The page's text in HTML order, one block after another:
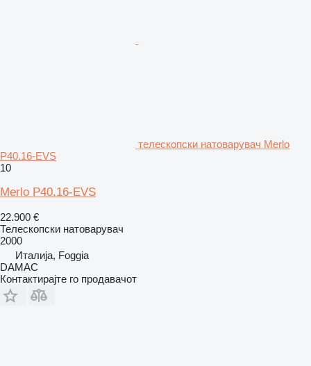
телескопски натоварувач Merlo
P40.16-EVS
10
Merlo P40.16-EVS
22.900 €
Телескопски натоварувач
2000
Италија, Foggia
DAMAC
Контактирајте го продавачот